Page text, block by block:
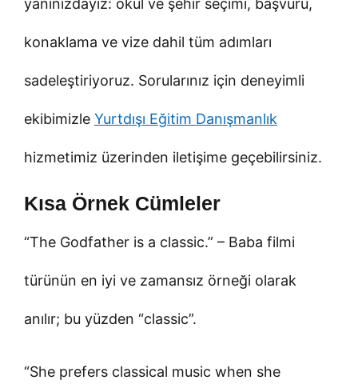
yanınızdayız: okul ve şehir seçimi, başvuru,
konaklama ve vize dahil tüm adımları
sadeleştiriyoruz. Sorularınız için deneyimli
ekibimizle Yurtdışı Eğitim Danışmanlık
hizmetimiz üzerinden iletişime geçebilirsiniz.
Kısa Örnek Cümleler
“The Godfather is a classic.” – Baba filmi
türünün en iyi ve zamansız örneği olarak
anılır; bu yüzden “classic”.
“She prefers classical music when she